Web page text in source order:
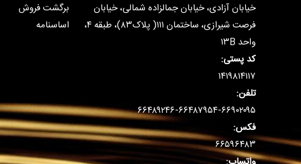
خیابان آزادی، خیابان جمالزاده شمالی، خیابان
فرصت شیرازی، ساختمان ۱۱۱( پلاک۸۳)، طبقه ۴،
واحد ۱۳B
کد پستی:
۱۴۱۹۸۱۴۱۱۷
تلفن:
۶۶۴۸۹۲۴۶-۶۶۴۸۷۹۵۴-۶۶۹۰۲۰۹۵
فکس:
۶۶۵۹۶۴۸۳
برگشت فروش
اساسنامه